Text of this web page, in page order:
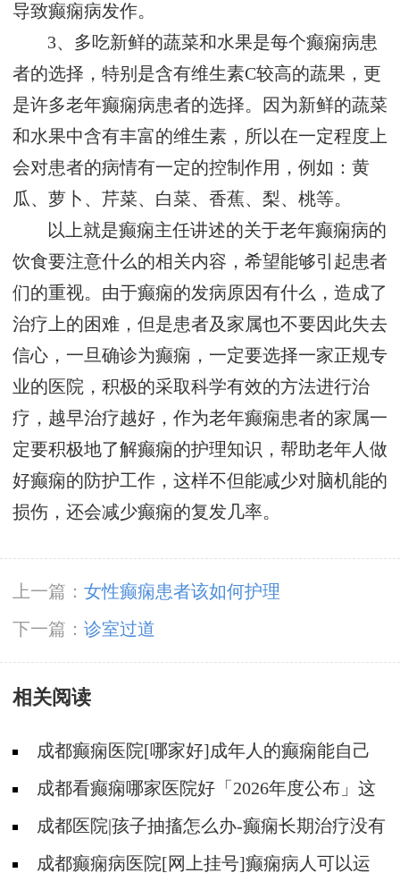
导致癫痫病发作。
3、多吃新鲜的蔬菜和水果是每个癫痫病患
者的选择，特别是含有维生素C较高的蔬果，更
是许多老年癫痫病患者的选择。因为新鲜的蔬菜
和水果中含有丰富的维生素，所以在一定程度上
会对患者的病情有一定的控制作用，例如：黄
瓜、萝卜、芹菜、白菜、香蕉、梨、桃等。
以上就是癫痫主任讲述的关于老年癫痫病的
饮食要注意什么的相关内容，希望能够引起患者
们的重视。由于癫痫的发病原因有什么，造成了
治疗上的困难，但是患者及家属也不要因此失去
信心，一旦确诊为癫痫，一定要选择一家正规专
业的医院，积极的采取科学有效的方法进行治
疗，越早治疗越好，作为老年癫痫患者的家属一
定要积极地了解癫痫的护理知识，帮助老年人做
好癫痫的防护工作，这样不但能减少对脑机能的
损伤，还会减少癫痫的复发几率。
上一篇： 女性癫痫患者该如何护理
下一篇： 诊室过道
相关阅读
成都癫痫医院[哪家好]成年人的癫痫能自己
恢复吗?
成都看癫痫哪家医院好「2026年度公布」这
些行为能有效减少癫痫带来的智力损伤
成都医院|孩子抽搐怎么办-癫痫长期治疗没有
效果怎么办?
成都癫痫病医院[网上挂号]癫痫病人可以运